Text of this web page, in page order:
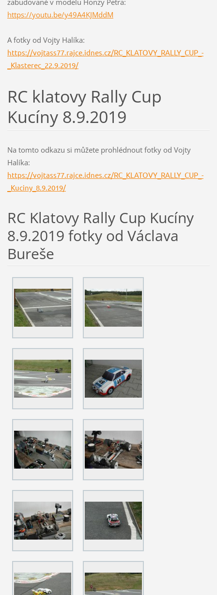
https://youtu.be/y49A4KJMddM
A fotky od Vojty Halíka:
https://vojtass77.rajce.idnes.cz/RC_KLATOVY_RALLY_CUP_-
_Klasterec_22.9.2019/
RC klatovy Rally Cup
Kucíny 8.9.2019
Na tomto odkazu si můžete prohlédnout fotky od Vojty
Halíka:
https://vojtass77.rajce.idnes.cz/RC_KLATOVY_RALLY_CUP_-
_Kuciny_8.9.2019/
RC Klatovy Rally Cup Kucíny
8.9.2019 fotky od Václava
Bureše